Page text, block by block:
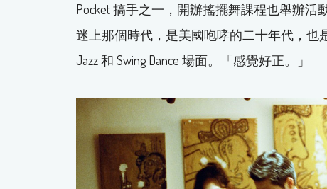
Pocket 搞手之一，開辦搖擺舞課程也舉辦活
迷上那個時代，是美國咆哮的二十年代，也
Jazz 和 Swing Dance 場面。「感覺好正。」